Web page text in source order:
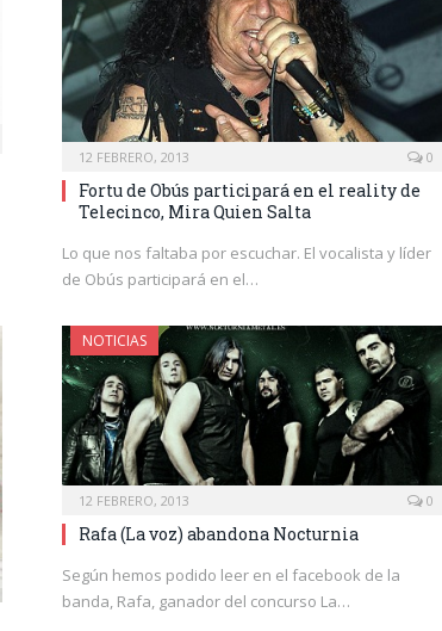
12 FEBRERO, 2013 0
Fortu de Obús participará en el reality de
Telecinco, Mira Quien Salta
Lo que nos faltaba por escuchar. El vocalista y líder
de Obús participará en el…
NOTICIAS
12 FEBRERO, 2013 0
Rafa (La voz) abandona Nocturnia
Según hemos podido leer en el facebook de la
banda, Rafa, ganador del concurso La…